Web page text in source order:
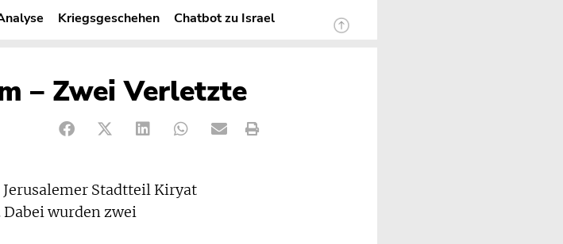
Kriegsgeschehen Chatbot zu Israel
– Zwei Verletzte
Stadtteil Kiryat
wurden zwei